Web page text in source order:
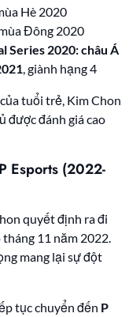
Hè 2020
Đông 2020
Series 2020: châu Á
, giành hạng 4
tuổi trẻ, Kim Chon
đánh giá cao
Esports (2022-
quyết định ra đi
11 năm 2022.
mang lại sự đột
tục chuyển đến P